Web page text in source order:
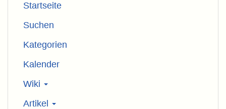
Startseite
Suchen
Kategorien
Kalender
Wiki
Artikel